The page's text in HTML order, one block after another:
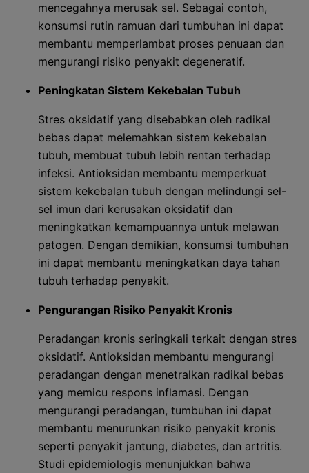
mencegahnya merusak sel. Sebagai contoh,
konsumsi rutin ramuan dari tumbuhan ini dapat
membantu memperlambat proses penuaan dan
mengurangi risiko penyakit degeneratif.
Peningkatan Sistem Kekebalan Tubuh
Stres oksidatif yang disebabkan oleh radikal
bebas dapat melemahkan sistem kekebalan
tubuh, membuat tubuh lebih rentan terhadap
infeksi. Antioksidan membantu memperkuat
sistem kekebalan tubuh dengan melindungi sel-
sel imun dari kerusakan oksidatif dan
meningkatkan kemampuannya untuk melawan
patogen. Dengan demikian, konsumsi tumbuhan
ini dapat membantu meningkatkan daya tahan
tubuh terhadap penyakit.
Pengurangan Risiko Penyakit Kronis
Peradangan kronis seringkali terkait dengan stres
oksidatif. Antioksidan membantu mengurangi
peradangan dengan menetralkan radikal bebas
yang memicu respons inflamasi. Dengan
mengurangi peradangan, tumbuhan ini dapat
membantu menurunkan risiko penyakit kronis
seperti penyakit jantung, diabetes, dan artritis.
Studi epidemiologis menunjukkan bahwa